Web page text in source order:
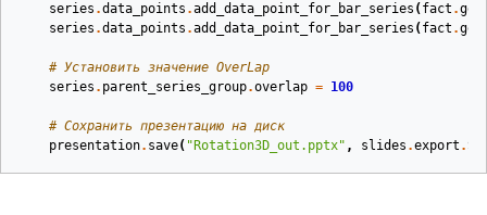
series .data_points .add_data_point_for_bar_series ( fact .
series .data_points .add_data_point_for_bar_series ( fact .
# Установить значение OverLap
series . parent_series_group.overlap = 100
# Сохранить презентацию на диск
presentation. save( "Rotation3D_out.pptx" , slides .export .